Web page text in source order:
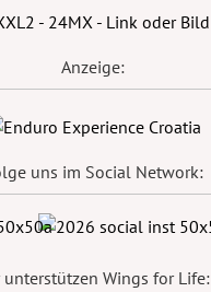
Anzeige:
uns im Social Network:
unterstützen Wings for Life: